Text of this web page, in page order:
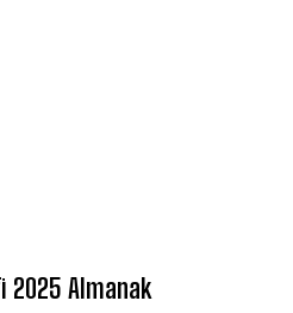
2025 Almanak